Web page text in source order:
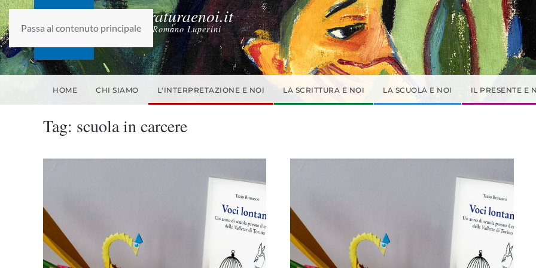
Passa al contenuto principale
laletteraturaenoi.it
fondato da Romano Luperini
HOME CHI SIAMO L'INTERPRETAZIONE E NOI LA SCRITTURA E NOI LA SCUOLA E NOI IL PRESENTE E
Tag: scuola in carcere